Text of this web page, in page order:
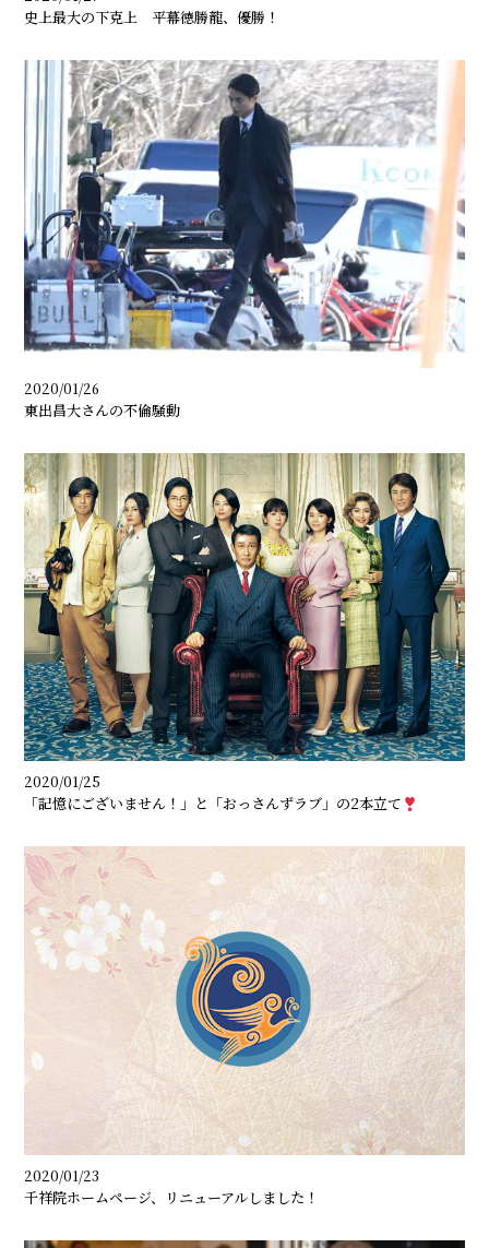
史上最大の下克上 平幕徳勝龍、優勝！
2020/01/26
東出昌大さんの不倫騒動
2020/01/25
「記憶にございません！」と「おっさんずラブ」の2本立て
2020/01/23
千祥院ホームページ、リニューアルしました！